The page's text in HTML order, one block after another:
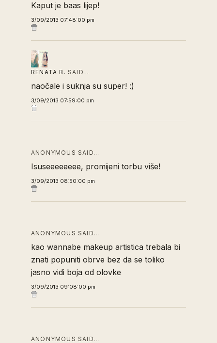
Kaput je baas lijep!
3/09/2013 07:48:00 pm
RENATA B. SAID…
naočale i suknja su super! :)
3/09/2013 07:59:00 pm
ANONYMOUS SAID…
Isuseeeeeeee, promijeni torbu više!
3/09/2013 08:50:00 pm
ANONYMOUS SAID…
kao wannabe makeup artistica trebala bi
znati popuniti obrve bez da se toliko
jasno vidi boja od olovke
3/09/2013 09:08:00 pm
ANONYMOUS SAID…